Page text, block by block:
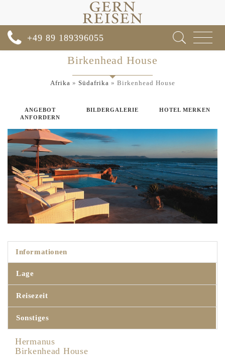
Toggle
+49 89 189396055
Birkenhead House
Afrika » Südafrika » Birkenhead House
ANGEBOT
ANFORDERN
BILDERGALERIE HOTEL MERKEN
Informationen
Lage
Reisezeit
Sonstiges
Hermanus
Birkenhead House